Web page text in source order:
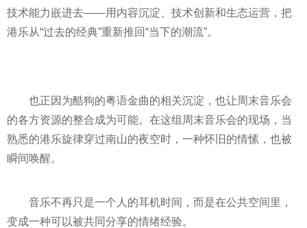
技术能力嵌进去——用内容沉淀、技术创新和生态运营，把
港乐从“过去的经典”重新推回“当下的潮流”。
也正因为酷狗的粤语金曲的相关沉淀，也让周末音乐会
的各方资源的整合成为可能。在这组周末音乐会的现场，当
熟悉的港乐旋律穿过南山的夜空时，一种怀旧的情愫，也被
瞬间唤醒。
音乐不再只是一个人的耳机时间，而是在公共空间里，
变成一种可以被共同分享的情绪经验。